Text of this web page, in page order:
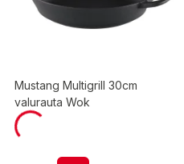
Mustang Multigrill 30cm
valurauta Wok